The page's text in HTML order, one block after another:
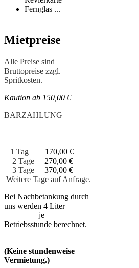
Fernglas ...
Mietpreise
Alle Preise sind
Bruttopreise zzgl.
Spritkosten.
Kaution ab 150,00 €
BARZAHLUNG
1 Tag 170,00 €
2 Tage 270,00 €
3 Tage 370,00 €
Weitere Tage auf Anfrage.
Bei Nachbetankung durch
uns werden 4 Liter
je
Betriebsstunde berechnet.
(Keine stundenweise
Vermietung.)